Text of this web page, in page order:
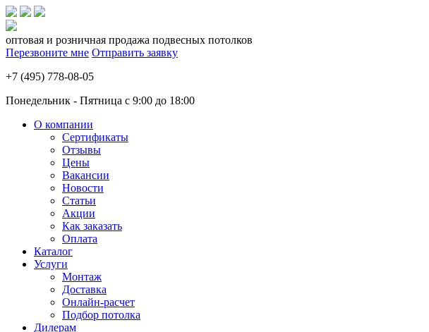
оптовая и розничная продажа подвесных потолков
Перезвоните мне Отправить заявку
+7 (495) 778-08-05
Понедельник - Пятница с 9:00 до 18:00
О компании
Сертификаты
Отзывы
Цены
Вакансии
Новости
Статьи
Акции
Как заказать
Оплата
Каталог
Услуги
Монтаж
Доставка
Онлайн-расчет
Подбор потолка
Дилерам